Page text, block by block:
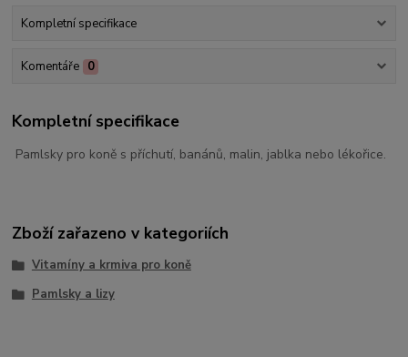
Kompletní specifikace
Komentáře 0
Kompletní specifikace
Pamlsky pro koně s příchutí, banánů, malin, jablka nebo lékořice.
Zboží zařazeno v kategoriích
Vitamíny a krmiva pro koně
Pamlsky a lizy